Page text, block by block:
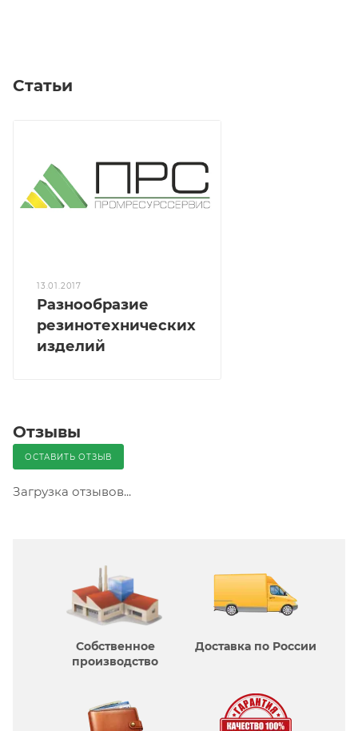
Статьи
13.01.2017
Разнообразие
резинотехнических
изделий
Отзывы
ОСТАВИТЬ ОТЗЫВ
Загрузка отзывов...
Собственное
производcтво
Доставка по России